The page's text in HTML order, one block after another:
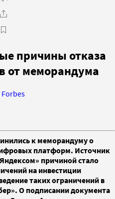
причины отказа
от меморандума
к меморандуму о
платформ. Источник
причиной стало
на инвестиции
таких ограничений в
О подписании документа